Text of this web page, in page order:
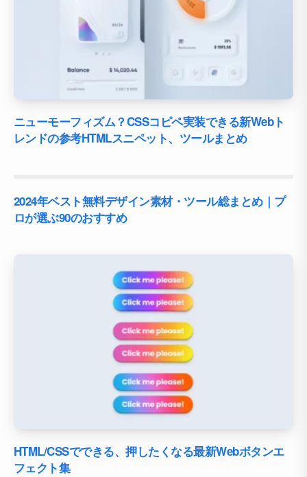
ニューモーフィズム？CSSコピペ実装できる新Webト
レンドの参考HTMLスニペット、ツールまとめ
2024年ベスト無料デザイン素材・ツール総まとめ｜プ
ロが選ぶ90のおすすめ
HTML/CSSでできる、押したくなる最新Webボタンエ
フェクト集